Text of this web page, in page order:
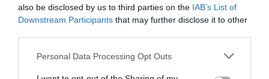
also be disclosed by us to third parties on the IAB’s List of
Downstream Participants that may further disclose it to other
Personal Data Processing Opt Outs